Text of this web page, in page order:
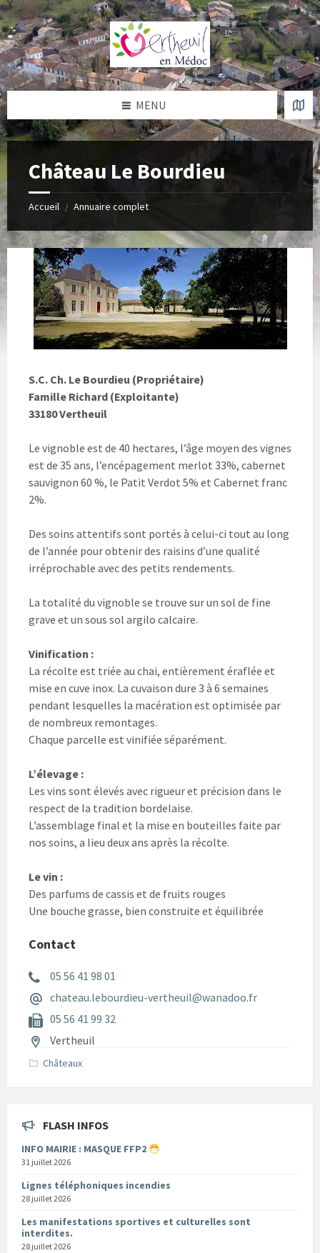
Skip
to
content
Skip
to
left
sidebar
Skip
to
footer
MENU
Château Le Bourdieu
Accueil / Annuaire complet
S.C. Ch. Le Bourdieu (Propriétaire)
Famille Richard (Exploitante)
33180 Vertheuil
Le vignoble est de 40 hectares, l’âge moyen des vignes
est de 35 ans, l’encépagement merlot 33%, cabernet
sauvignon 60 %, le Patit Verdot 5% et Cabernet franc
2%.
Des soins attentifs sont portés à celui-ci tout au long
de l’année pour obtenir des raisins d’une qualité
irréprochable avec des petits rendements.
La totalité du vignoble se trouve sur un sol de fine
grave et un sous sol argilo calcaire.
Vinification :
La récolte est triée au chai, entièrement éraflée et
mise en cuve inox. La cuvaison dure 3 à 6 semaines
pendant lesquelles la macération est optimisée par
de nombreux remontages.
Chaque parcelle est vinifiée séparément.
L’élevage :
Les vins sont élevés avec rigueur et précision dans le
respect de la tradition bordelaise.
L’assemblage final et la mise en bouteilles faite par
nos soins, a lieu deux ans après la récolte.
Le vin :
Des parfums de cassis et de fruits rouges
Une bouche grasse, bien construite et équilibrée
Contact
05 56 41 98 01
chateau.lebourdieu-vertheuil@wanadoo.fr
05 56 41 99 32
Vertheuil
Châteaux
FLASH INFOS
INFO MAIRIE : MASQUE FFP2
31 juillet 2026
Lignes téléphoniques incendies
28 juillet 2026
Les manifestations sportives et culturelles sont
interdites.
28 juillet 2026